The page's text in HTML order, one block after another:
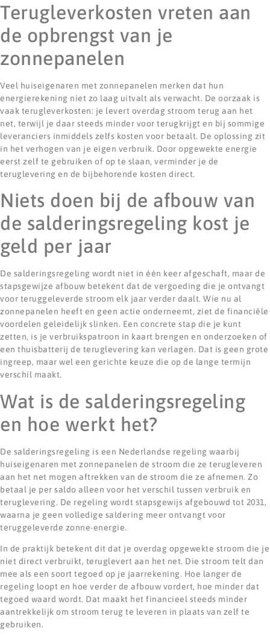
Terugleverkosten vreten aan
de opbrengst van je
zonnepanelen
Veel huiseigenaren met zonnepanelen merken dat hun
energierekening niet zo laag uitvalt als verwacht. De oorzaak is
vaak terugleverkosten: je levert overdag stroom terug aan het
net, terwijl je daar steeds minder voor terugkrijgt en bij sommige
leveranciers inmiddels zelfs kosten voor betaalt. De oplossing zit
in het verhogen van je eigen verbruik. Door opgewekte energie
eerst zelf te gebruiken of op te slaan, verminder je de
teruglevering en de bijbehorende kosten direct.
Niets doen bij de afbouw van
de salderingsregeling kost je
geld per jaar
De salderingsregeling wordt niet in één keer afgeschaft, maar de
stapsgewijze afbouw betekent dat de vergoeding die je ontvangt
voor teruggeleverde stroom elk jaar verder daalt. Wie nu al
zonnepanelen heeft en geen actie onderneemt, ziet de financiële
voordelen geleidelijk slinken. Een concrete stap die je kunt
zetten, is je verbruikspatroon in kaart brengen en onderzoeken of
een thuisbatterij de teruglevering kan verlagen. Dat is geen grote
ingreep, maar wel een gerichte keuze die op de lange termijn
verschil maakt.
Wat is de salderingsregeling
en hoe werkt het?
De salderingsregeling is een Nederlandse regeling waarbij
huiseigenaren met zonnepanelen de stroom die ze terugleveren
aan het net mogen aftrekken van de stroom die ze afnemen. Zo
betaal je per saldo alleen voor het verschil tussen verbruik en
teruglevering. De regeling wordt stapsgewijs afgebouwd tot 2031,
waarna je geen volledige saldering meer ontvangt voor
teruggeleverde zonne-energie.
In de praktijk betekent dit dat je overdag opgewekte stroom die je
niet direct verbruikt, teruglevert aan het net. Die stroom telt dan
mee als een soort tegoed op je jaarrekening. Hoe langer de
regeling loopt en hoe verder de afbouw vordert, hoe minder dat
tegoed waard wordt. Dat maakt het financieel steeds minder
aantrekkelijk om stroom terug te leveren in plaats van zelf te
gebruiken.